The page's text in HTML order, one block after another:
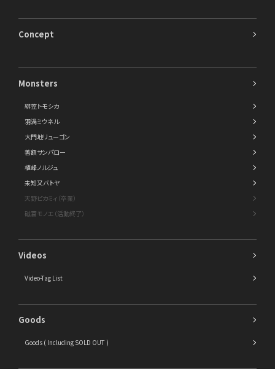
Concept
Monsters
緋笠トモシカ
羽渦ミウネル
大門地リューゴン
善額サンパロー
植峰ノルジュ
未知又バトヤ
天野ピカミィ（卒業）
磁富モノエ（活動終了）
Videos
Video-Tag List
Goods
Goods ( Including SOLD OUT )